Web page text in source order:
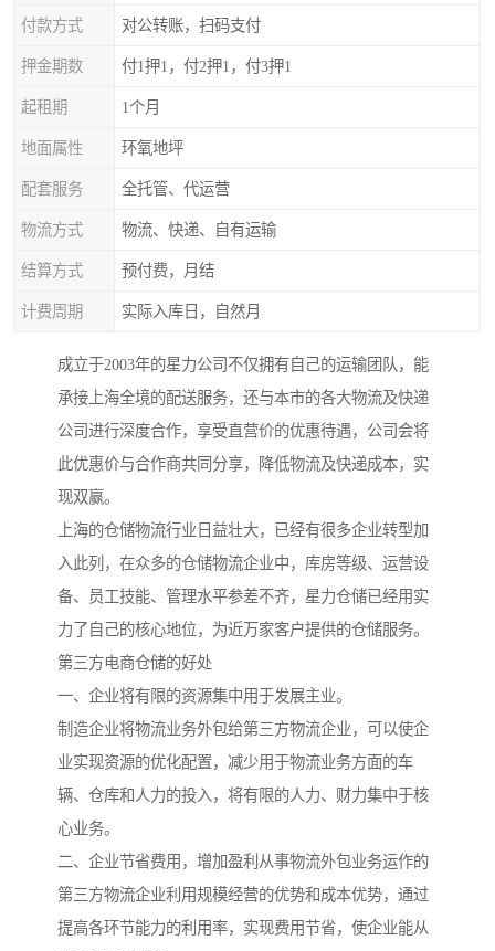
付款方式 对公转账，扫码支付
押金期数 付1押1，付2押1，付3押1
起租期 1个月
地面属性 环氧地坪
配套服务 全托管、代运营
物流方式 物流、快递、自有运输
结算方式 预付费，月结
计费周期 实际入库日，自然月
成立于2003年的星力公司不仅拥有自己的运输团队，能
承接上海全境的配送服务，还与本市的各大物流及快递
公司进行深度合作，享受直营价的优惠待遇，公司会将
此优惠价与合作商共同分享，降低物流及快递成本，实
现双赢。
上海的仓储物流行业日益壮大，已经有很多企业转型加
入此列，在众多的仓储物流企业中，库房等级、运营设
备、员工技能、管理水平参差不齐，星力仓储已经用实
力了自己的核心地位，为近万家客户提供的仓储服务。
第三方电商仓储的好处
一、企业将有限的资源集中用于发展主业。
制造企业将物流业务外包给第三方物流企业，可以使企
业实现资源的优化配置，减少用于物流业务方面的车
辆、仓库和人力的投入，将有限的人力、财力集中于核
心业务。
二、企业节省费用，增加盈利从事物流外包业务运作的
第三方物流企业利用规模经营的优势和成本优势，通过
提高各环节能力的利用率，实现费用节省，使企业能从